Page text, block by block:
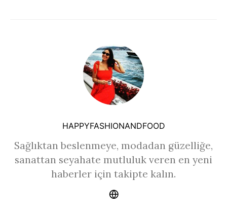
HAPPYFASHIONANDFOOD
Sağlıktan beslenmeye, modadan güzelliğe,
sanattan seyahate mutluluk veren en yeni
haberler için takipte kalın.